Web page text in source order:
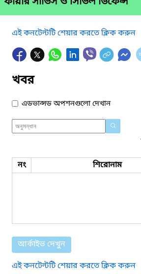
এই কনটেন্টটি শেয়ার করতে ক্লিক করুন
খবর
এডভান্সড অপশনগুলো দেখান
নং শিরোনাম
আর্কাইভ দেখুন
এই কনটেন্টটি শেয়ার করতে ক্লিক করুন